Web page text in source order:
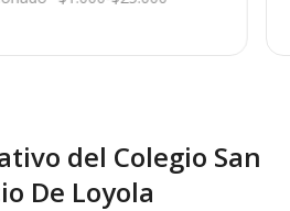
del Colegio San
De Loyola